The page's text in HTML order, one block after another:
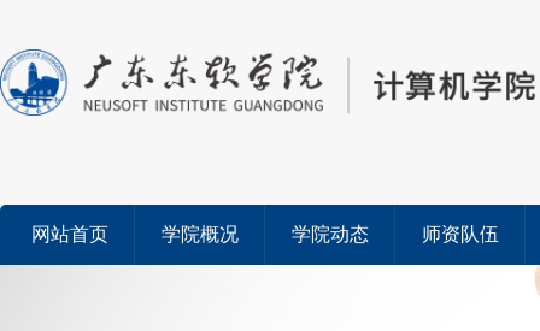
网站首页 学院概况 学院动态 师资队伍